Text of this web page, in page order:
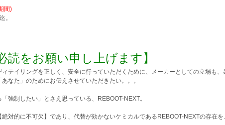
間)
。
読をお願い申し上げます】
ィテイリングを正しく、安全に行っていただくために、メーカーとしての立場も
あなた」のためにお伝えさせていただきたい。。。
「強制したい」とさえ思っている、REBOOT-NEXT。
絶対的に不可欠】であり、代替が効かないケミカルであるREBOOT-NEXTの存在